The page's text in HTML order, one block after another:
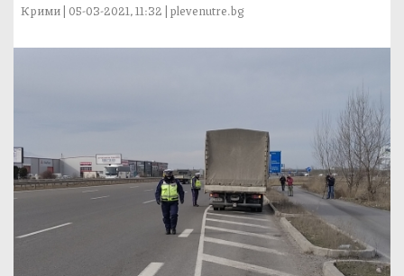
Крими | 05-03-2021, 11:32 | plevenutre.bg